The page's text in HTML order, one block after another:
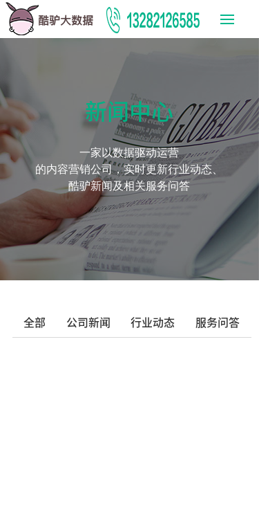
新闻中心
一家以数据驱动运营
的内容营销公司，实时更新行业动态、
酷驴新闻及相关服务问答
全部 公司新闻 行业动态 服务问答